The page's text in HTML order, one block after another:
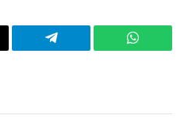
Telegram